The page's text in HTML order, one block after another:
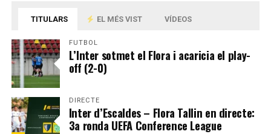
TITULARS EL MÉS VIST VÍDEOS
FUTBOL
L’Inter sotmet el Flora i acaricia el play-
off (2-0)
DIRECTE
Inter d’Escaldes – Flora Tallin en directe:
3a ronda UEFA Conference League